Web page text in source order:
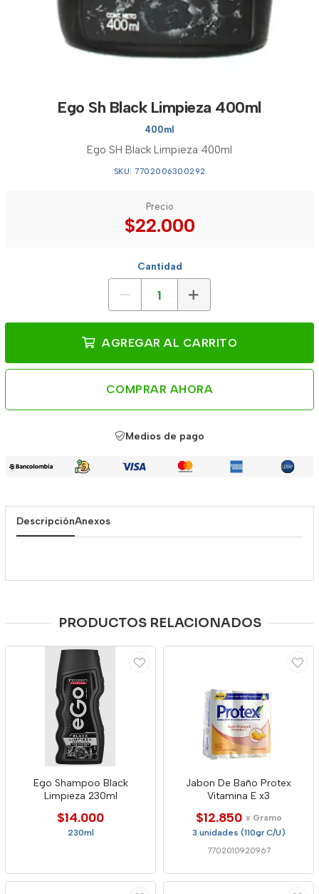
Ego Sh Black Limpieza 400ml
400ml
Ego SH Black Limpieza 400ml
SKU: 7702006300292
Precio
$22.000
Cantidad
AGREGAR AL CARRITO
COMPRAR AHORA
Medios de pago
DescripciónAnexos
PRODUCTOS RELACIONADOS
Ego Shampoo Black
Limpieza 230ml
$14.000
230ml
Jabon De Baño Protex
Vitamina E x3
$12.850 x Gramo
3 unidades (110gr C/U)
7702010920967